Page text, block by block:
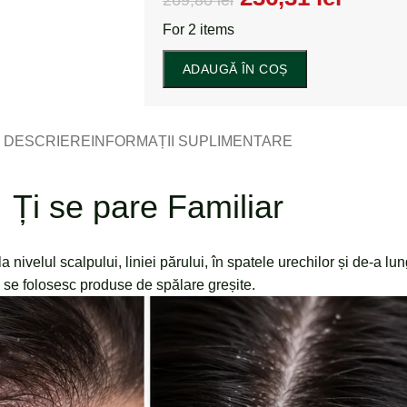
For 2 items
ADAUGĂ ÎN COȘ
DESCRIERE INFORMAȚII SUPLIMENTARE
Ți se pare Familiar
nivelul scalpului, liniei părului, în spatele urechilor și de-a
folosesc produse de spălare greșite.